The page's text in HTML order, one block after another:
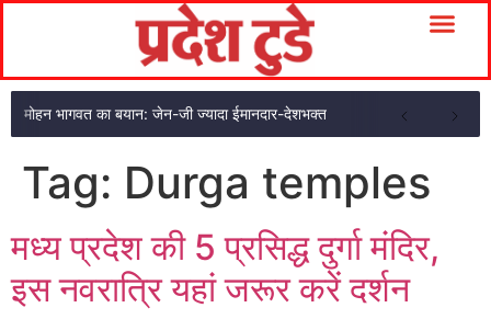
मोहन भागवत का बयान: जेन-जी ज्यादा ईमानदार-देशभक्त
Tag: Durga temples
मध्य प्रदेश की 5 प्रसिद्ध दुर्गा मंदिर,
इस नवरात्रि यहां जरूर करें दर्शन